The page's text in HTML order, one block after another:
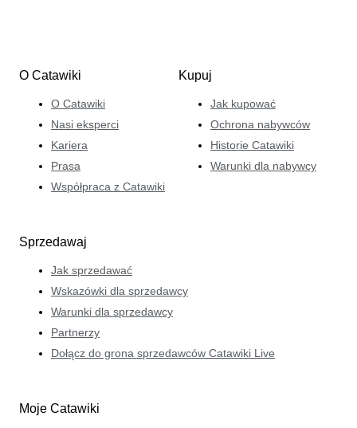
O Catawiki
O Catawiki
Nasi eksperci
Kariera
Prasa
Współpraca z Catawiki
Kupuj
Jak kupować
Ochrona nabywców
Historie Catawiki
Warunki dla nabywcy
Sprzedawaj
Jak sprzedawać
Wskazówki dla sprzedawcy
Warunki dla sprzedawcy
Partnerzy
Dołącz do grona sprzedawców Catawiki Live
Moje Catawiki